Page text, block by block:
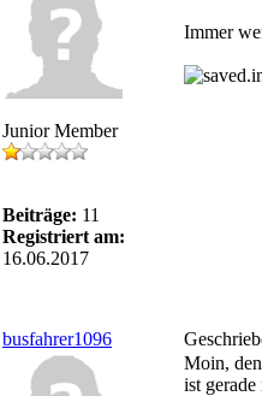
Junior Member
Beiträge: 11
Registriert am:
16.06.2017
Immer
busfahrer1096
Moin,
ist